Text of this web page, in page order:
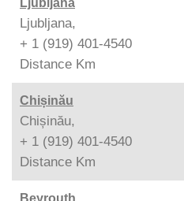
Ljubljana,
+ 1 (919) 401-4540
Distance Km
Chișinău
Chișinău,
+ 1 (919) 401-4540
Distance Km
Beyrouth